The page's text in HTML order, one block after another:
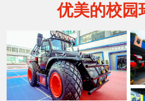
优美的校园